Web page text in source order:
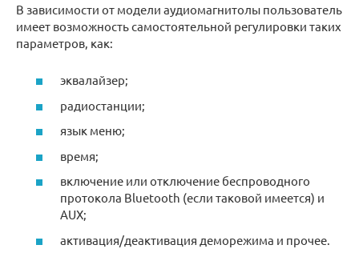
В зависимости от модели аудиомагнитолы пользователь
имеет возможность самостоятельной регулировки таких
параметров, как:
эквалайзер;
радиостанции;
язык меню;
время;
включение или отключение беспроводного
протокола Bluetooth (если таковой имеется) и
AUX;
активация/деактивация деморежима и прочее.